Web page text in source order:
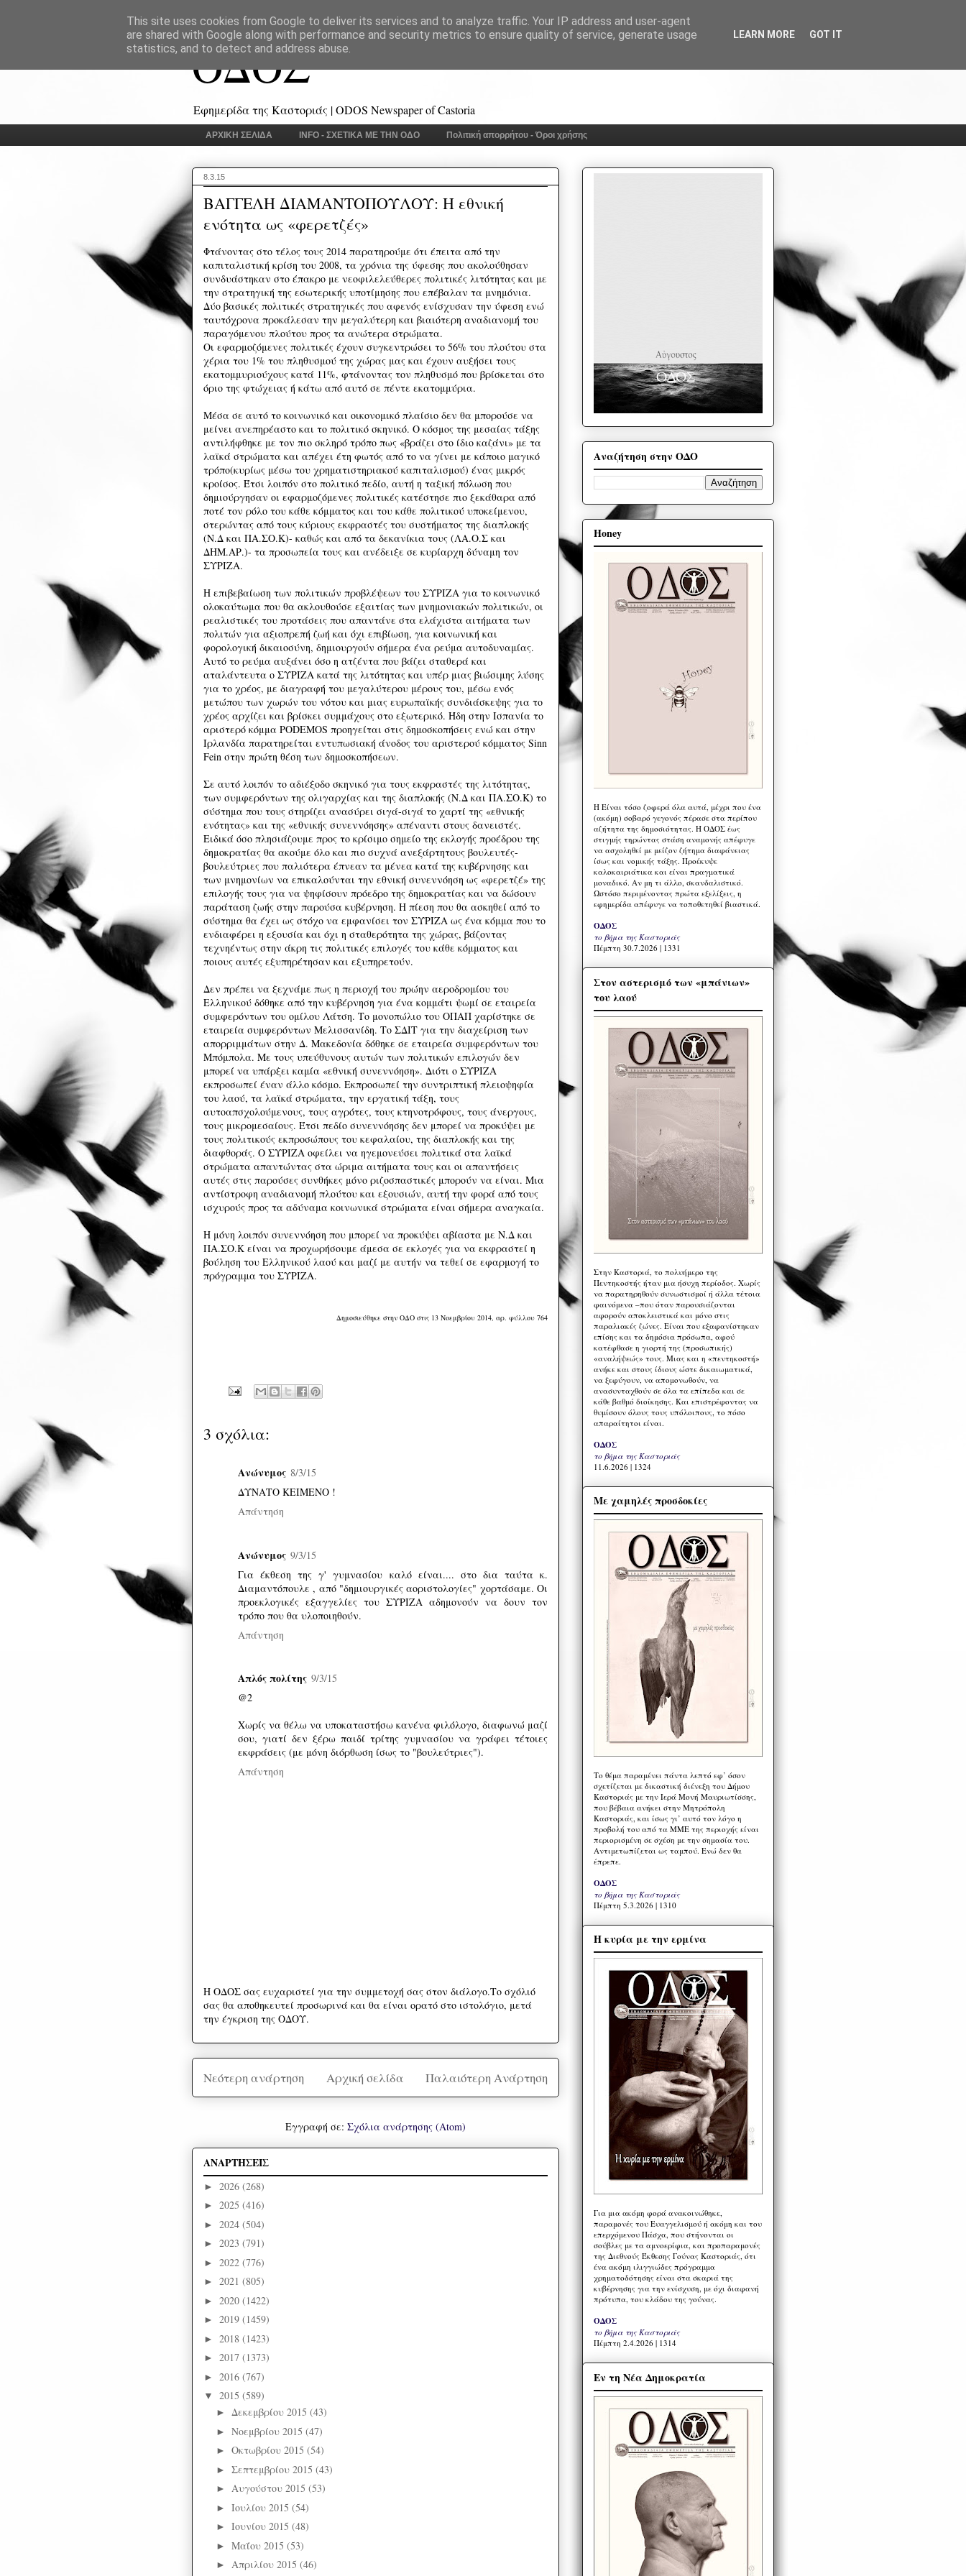
ΟΔΟΣ
Εφημερίδα της Καστοριάς | ODOS Newspaper of Castoria
ΑΡΧΙΚΗ ΣΕΛΙΔΑ INFO - ΣΧΕΤΙΚΑ ΜΕ ΤΗΝ ΟΔΟ Πολιτική απορρήτου - Όροι χρήσης
8.3.15
ΒΑΓΓΕΛΗ ΔΙΑΜΑΝΤΟΠΟΥΛΟΥ: Η εθνική
ενότητα ως «φερετζές»
Φτάνοντας στο τέλος τους 2014 παρατηρούμε ότι έπειτα από την
καπιταλιστική κρίση του 2008, τα χρόνια της ύφεσης που ακολούθησαν
συνδυάστηκαν στο έπακρο με νεοφιλελεύθερες πολιτικές λιτότητας και με
την στρατηγική της εσωτερικής υποτίμησης που επέβαλαν τα μνημόνια.
Δύο βασικές πολιτικές στρατηγικές που αφενός ενίσχυσαν την ύφεση ενώ
ταυτόχρονα προκάλεσαν την μεγαλύτερη και βιαιότερη αναδιανομή του
παραγόμενου πλούτου προς τα ανώτερα στρώματα.
Οι εφαρμοζόμενες πολιτικές έχουν συγκεντρώσει το 56% του πλούτου στα
χέρια του 1% του πληθυσμού της χώρας μας και έχουν αυξήσει τους
εκατομμυριούχους κατά 11%, φτάνοντας τον πληθυσμό που βρίσκεται στο
όριο της φτώχειας ή κάτω από αυτό σε πέντε εκατομμύρια.
Μέσα σε αυτό το κοινωνικό και οικονομικό πλαίσιο δεν θα μπορούσε να
μείνει ανεπηρέαστο και το πολιτικό σκηνικό. Ο κόσμος της μεσαίας τάξης
αντιλήφθηκε με τον πιο σκληρό τρόπο πως «βράζει στο ίδιο καζάνι» με τα
λαϊκά στρώματα και απέχει έτη φωτός από το να γίνει με κάποιο μαγικό
τρόπο(κυρίως μέσω του χρηματιστηριακού καπιταλισμού) ένας μικρός
κροίσος. Έτσι λοιπόν στο πολιτικό πεδίο, αυτή η ταξική πόλωση που
δημιούργησαν οι εφαρμοζόμενες πολιτικές κατέστησε πιο ξεκάθαρα από
ποτέ τον ρόλο του κάθε κόμματος και του κάθε πολιτικού υποκείμενου,
στερώντας από τους κύριους εκφραστές του συστήματος της διαπλοκής
(Ν.Δ και ΠΑ.ΣΟ.Κ)- καθώς και από τα δεκανίκια τους (ΛΑ.Ο.Σ και
ΔΗΜ.ΑΡ.)- τα προσωπεία τους και ανέδειξε σε κυρίαρχη δύναμη τον
ΣΥΡΙΖΑ.
Η επιβεβαίωση των πολιτικών προβλέψεων του ΣΥΡΙΖΑ για το κοινωνικό
ολοκαύτωμα που θα ακλουθούσε εξαιτίας των μνημονιακών πολιτικών, οι
ρεαλιστικές του προτάσεις που απαντάνε στα ελάχιστα αιτήματα των
πολιτών για αξιοπρεπή ζωή και όχι επιβίωση, για κοινωνική και
φορολογική δικαιοσύνη, δημιουργούν σήμερα ένα ρεύμα αυτοδυναμίας.
Αυτό το ρεύμα αυξάνει όσο η ατζέντα που βάζει σταθερά και
αταλάντευτα ο ΣΥΡΙΖΑ κατά της λιτότητας και υπέρ μιας βιώσιμης λύσης
για το χρέος, με διαγραφή του μεγαλύτερου μέρους του, μέσω ενός
μετώπου των χωρών του νότου και μιας ευρωπαϊκής συνδιάσκεψης για το
χρέος αρχίζει και βρίσκει συμμάχους στο εξωτερικό. Ήδη στην Ισπανία το
αριστερό κόμμα PODEMOS προηγείται στις δημοσκοπήσεις ενώ και στην
Ιρλανδία παρατηρείται εντυπωσιακή άνοδος του αριστερού κόμματος Sinn
Fein στην πρώτη θέση των δημοσκοπήσεων.
Σε αυτό λοιπόν το αδιέξοδο σκηνικό για τους εκφραστές της λιτότητας,
των συμφερόντων της ολιγαρχίας και της διαπλοκής (Ν.Δ και ΠΑ.ΣΟ.Κ) το
σύστημα που τους στηρίζει ανασύρει σιγά-σιγά το χαρτί της «εθνικής
ενότητας» και της «εθνικής συνεννόησης» απέναντι στους δανειστές.
Ειδικά όσο πλησιάζουμε προς το κρίσιμο σημείο της εκλογής προέδρου της
δημοκρατίας θα ακούμε όλο και πιο συχνά ανεξάρτητους βουλευτές-
βουλεύτριες που παλιότερα έπνεαν τα μένεα κατά της κυβέρνησης και
των μνημονίων να επικαλούνται την εθνική συνεννόηση ως «φερετζέ» της
επιλογής τους για να ψηφίσουν πρόεδρο της δημοκρατίας και να δώσουν
παράταση ζωής στην παρούσα κυβέρνηση. Η πίεση που θα ασκηθεί από το
σύστημα θα έχει ως στόχο να εμφανίσει τον ΣΥΡΙΖΑ ως ένα κόμμα που το
ενδιαφέρει η εξουσία και όχι η σταθερότητα της χώρας, βάζοντας
τεχνηέντως στην άκρη τις πολιτικές επιλογές του κάθε κόμματος και
ποιους αυτές εξυπηρέτησαν και εξυπηρετούν.
Δεν πρέπει να ξεχνάμε πως η περιοχή του πρώην αεροδρομίου του
Ελληνικού δόθηκε από την κυβέρνηση για ένα κομμάτι ψωμί σε εταιρεία
συμφερόντων του ομίλου Λάτση. Το μονοπώλιο του ΟΠΑΠ χαρίστηκε σε
εταιρεία συμφερόντων Μελισσανίδη. Το ΣΔΙΤ για την διαχείριση των
απορριμμάτων στην Δ. Μακεδονία δόθηκε σε εταιρεία συμφερόντων του
Μπόμπολα. Με τους υπεύθυνους αυτών των πολιτικών επιλογών δεν
μπορεί να υπάρξει καμία «εθνική συνεννόηση». Διότι ο ΣΥΡΙΖΑ
εκπροσωπεί έναν άλλο κόσμο. Εκπροσωπεί την συντριπτική πλειοψηφία
του λαού, τα λαϊκά στρώματα, την εργατική τάξη, τους
αυτοαπσχολούμενους, τους αγρότες, τους κτηνοτρόφους, τους άνεργους,
τους μικρομεσαίους. Έτσι πεδίο συνεννόησης δεν μπορεί να προκύψει με
τους πολιτικούς εκπροσώπους του κεφαλαίου, της διαπλοκής και της
διαφθοράς. Ο ΣΥΡΙΖΑ οφείλει να ηγεμονεύσει πολιτικά στα λαϊκά
στρώματα απαντώντας στα ώριμα αιτήματα τους και οι απαντήσεις
αυτές στις παρούσες συνθήκες μόνο ριζοσπαστικές μπορούν να είναι. Μια
αντίστροφη αναδιανομή πλούτου και εξουσιών, αυτή την φορά από τους
ισχυρούς προς τα αδύναμα κοινωνικά στρώματα είναι σήμερα αναγκαία.
Η μόνη λοιπόν συνεννόηση που μπορεί να προκύψει αβίαστα με Ν.Δ και
ΠΑ.ΣΟ.Κ είναι να προχωρήσουμε άμεσα σε εκλογές για να εκφραστεί η
βούληση του Ελληνικού λαού και μαζί με αυτήν να τεθεί σε εφαρμογή το
πρόγραμμα του ΣΥΡΙΖΑ.
Δημοσιεύθηκε στην ΟΔΟ στις 13 Νοεμβρίου 2014, αρ. φύλλου 764
3 σχόλια:
Ανώνυμος 8/3/15
ΔΥΝΑΤΟ ΚΕΙΜΕΝΟ !
Απάντηση
Ανώνυμος 9/3/15
Για έκθεση της γ' γυμνασίου καλό είναι.... στο δια ταύτα κ.
Διαμαντόπουλε , από "δημιουργικές αοριστολογίες" χορτάσαμε. Οι
προεκλογικές εξαγγελίες του ΣΥΡΙΖΑ αδημονούν να δουν τον
τρόπο που θα υλοποιηθούν.
Απάντηση
Απλός πολίτης 9/3/15
@2
Χωρίς να θέλω να υποκαταστήσω κανένα φιλόλογο, διαφωνώ μαζί
σου, γιατί δεν ξέρω παιδί τρίτης γυμνασίου να γράφει τέτοιες
εκφράσεις (με μόνη διόρθωση ίσως το "βουλεύτριες").
Απάντηση
Η ΟΔΟΣ σας ευχαριστεί για την συμμετοχή σας στον διάλογο.Το σχόλιό
σας θα αποθηκευτεί προσωρινά και θα είναι ορατό στο ιστολόγιο, μετά
την έγκριση της ΟΔΟΥ.
Νεότερη ανάρτηση Παλαιότερη Ανάρτηση
Αρχική σελίδα
Εγγραφή σε: Σχόλια ανάρτησης (Atom)
ΑΝΑΡΤΗΣΕΙΣ
► 2026 (268)
► 2025 (416)
► 2024 (504)
► 2023 (791)
► 2022 (776)
► 2021 (805)
► 2020 (1422)
► 2019 (1459)
► 2018 (1423)
► 2017 (1373)
► 2016 (767)
▼ 2015 (589)
► Δεκεμβρίου 2015 (43)
► Νοεμβρίου 2015 (47)
► Οκτωβρίου 2015 (54)
► Σεπτεμβρίου 2015 (43)
► Αυγούστου 2015 (53)
► Ιουλίου 2015 (54)
► Ιουνίου 2015 (48)
► Μαΐου 2015 (53)
► Απριλίου 2015 (46)
Αναζήτηση στην ΟΔΟ
Honey
Η Eίναι τόσο ζοφερά όλα αυτά, μέχρι που ένα
(ακόμη) σοβαρό γεγονός πέρασε στα περίπου
αζήτητα της δημοσιότητας. Η ΟΔΟΣ έως
στιγμής τηρώντας στάση αναμονής απέφυγε
να ασχοληθεί με μείζον ζήτημα διαφάνειας
ίσως και νομικής τάξης. Προέκυψε
καλοκαιριάτικα και είναι πραγματικά
μοναδικό. Αν μη τι άλλο, σκανδαλιστικό.
Ωστόσο περιμένοντας πρώτα εξελίξεις, η
εφημερίδα απέφυγε να τοποθετηθεί βιαστικά.
ΟΔΟΣ
το βήμα της Καστοριάς
Πέμπτη 30.7.2026 | 1331
Στον αστερισμό των «μπάνιων»
του λαού
Στην Καστοριά, το πολυήμερο της
Πεντηκοστής ήταν μια ήσυχη περίοδος. Χωρίς
να παρατηρηθούν συνωστισμοί ή άλλα τέτοια
φαινόμενα –που όταν παρουσιάζονται
αφορούν αποκλειστικά και μόνο στις
παραλιακές ζώνες. Είναι που εξαφανίστηκαν
επίσης και τα δημόσια πρόσωπα, αφού
κατέφθασε η γιορτή της (προσωπικής)
«αναλήψεώς» τους. Μιας και η «πεντηκοστή»
ανήκε και στους ίδιους ώστε δικαιωματικά,
να ξεφύγουν, να απομονωθούν, να
ανασυνταχθούν σε όλα τα επίπεδα και σε
κάθε βαθμό διοίκησης. Και επιστρέφοντας να
θυμίσουν όλους τους υπόλοιπους, το πόσο
απαραίτητοι είναι.
ΟΔΟΣ
το βήμα της Καστοριάς
11.6.2026 | 1324
Με χαμηλές προσδοκίες
Το θέμα παραμένει πάντα λεπτό εφ’ όσον
σχετίζεται με δικαστική διένεξη του Δήμου
Καστοριάς με την Ιερά Μονή Μαυριωτίσσης,
που βέβαια ανήκει στην Μητρόπολη
Καστοριάς, και ίσως γι’ αυτό τον λόγο η
προβολή του από τα ΜΜΕ της περιοχής είναι
περιορισμένη σε σχέση με την σημασία του.
Αντιμετωπίζεται ως ταμπού. Ενώ δεν θα
έπρεπε.
ΟΔΟΣ
το βήμα της Καστοριάς
Πέμπτη 5.3.2026 | 1310
Η κυρία με την ερμίνα
Για μια ακόμη φορά ανακοινώθηκε,
παραμονές του Ευαγγελισμού ή ακόμη και του
επερχόμενου Πάσχα, που στήνονται οι
σούβλες με τα αμνοερίφια, και προπαραμονές
της Διεθνούς Έκθεσης Γούνας Καστοριάς, ότι
ένα ακόμη ιλιγγιώδες πρόγραμμα
χρηματοδότησης είναι στα σκαριά της
κυβέρνησης για την ενίσχυση, με όχι διαφανή
πρότυπα, του κλάδου της γούνας.
ΟΔΟΣ
το βήμα της Καστοριάς
Πέμπτη 2.4.2026 | 1314
Εν τη Νέα Δημοκρατία
This site uses cookies from Google to deliver its services and to analyze traffic. Your IP address and user-agent
are shared with Google along with performance and security metrics to ensure quality of service, generate usage
statistics, and to detect and address abuse.
LEARN MORE GOT IT